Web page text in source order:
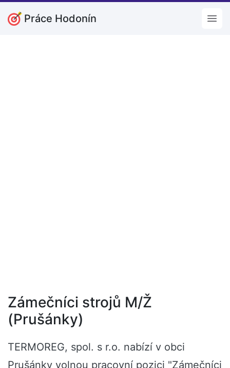
Práce Hodonín
Zámečníci strojů M/Ž
(Prušánky)
TERMOREG, spol. s r.o. nabízí v obci
Prušánky volnou pracovní pozici "Zámečníci